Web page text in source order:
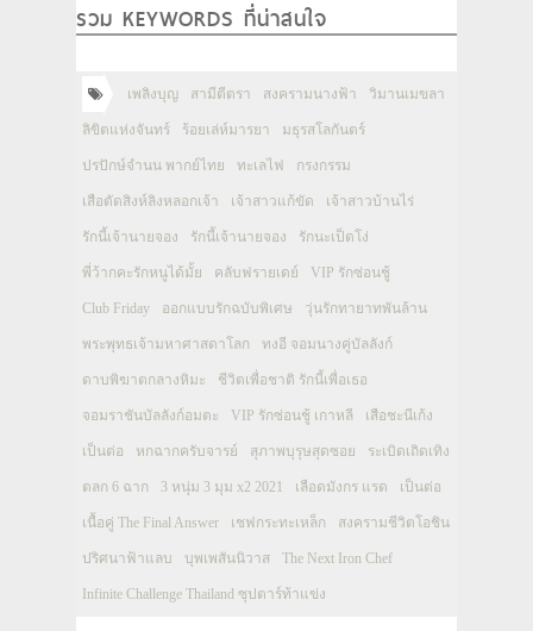
รวม KEYWORDS ที่น่าสนใจ
เพลิงบุญ สามีตีตรา สงครามนางฟ้า วิมานเมขลา
ลิขิตแห่งจันทร์ ร้อยเล่ห์มารยา มธุรสโลกันตร์
ปรปักษ์จำนน พากย์ไทย ทะเลไฟ กรงกรรม
เสือตัดสิงห์ลิงหลอกเจ้า เจ้าสาวแก้ขัด เจ้าสาวบ้านไร่
รักนี้เจ้านายจอง รักนี้เจ้านายจอง รักนะเป็ดโง่
พี่ว้ากคะรักหนูได้มั้ย คลับฟรายเดย์ VIP รักซ่อนชู้
Club Friday ออกแบบรักฉบับพิเศษ วุ่นรักทายาทพันล้าน
พระพุทธเจ้ามหาศาสดาโลก ทงอี จอมนางคู่บัลลังก์
ดาบพิฆาตกลางหิมะ ชีวิตเพื่อชาติ รักนี้เพื่อเธอ
จอมราชันบัลลังก์อมตะ VIP รักซ่อนชู้ เกาหลี เสือชะนีเก้ง
เป็นต่อ หกฉากครับจารย์ สุภาพบุรุษสุดซอย ระเบิดเถิดเทิง
ตลก 6 ฉาก 3 หนุ่ม 3 มุม x2 2021 เลือดมังกร แรด เป็นต่อ
เนื้อคู่ The Final Answer เชฟกระทะเหล็ก สงครามชีวิตโอชิน
ปริศนาฟ้าแลบ บุพเพสันนิวาส The Next Iron Chef
Infinite Challenge Thailand ซุปตาร์ท้าแข่ง